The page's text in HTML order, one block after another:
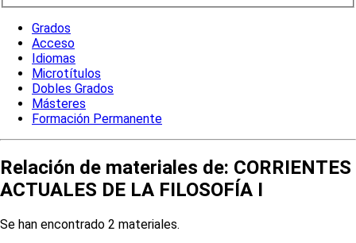
Grados
Acceso
Idiomas
Microtítulos
Dobles Grados
Másteres
Formación Permanente
Relación de materiales de: CORRIENTES
ACTUALES DE LA FILOSOFÍA I
Se han encontrado 2 materiales.